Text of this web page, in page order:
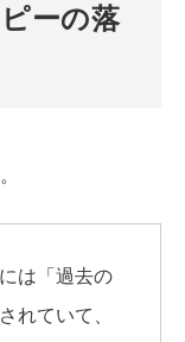
ーの落
は「過去の
れていて、